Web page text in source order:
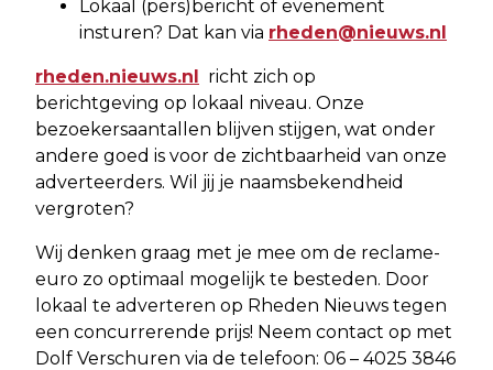
Lokaal (pers)bericht of evenement
insturen? Dat kan via rheden@nieuws.nl
rheden.nieuws.nl richt zich op
berichtgeving op lokaal niveau. Onze
bezoekersaantallen blijven stijgen, wat onder
andere goed is voor de zichtbaarheid van onze
adverteerders. Wil jij je naamsbekendheid
vergroten?
Wij denken graag met je mee om de reclame-
euro zo optimaal mogelijk te besteden. Door
lokaal te adverteren op Rheden Nieuws tegen
een concurrerende prijs! Neem contact op met
Dolf Verschuren via de telefoon: 06 – 4025 3846